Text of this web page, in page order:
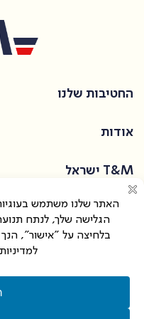
החטיבות שלנו
אודות
T&M ישראל
החרושת 30, אור יהודה